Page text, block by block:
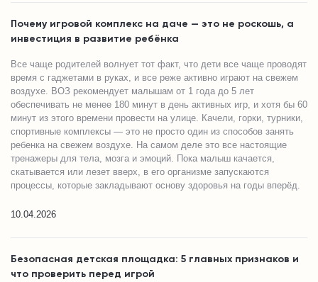
Почему игровой комплекс на даче — это не роскошь, а
инвестиция в развитие ребёнка
Все чаще родителей волнует тот факт, что дети все чаще проводят
время с гаджетами в руках, и все реже активно играют на свежем
воздухе. ВОЗ рекомендует малышам от 1 года до 5 лет
обеспечивать не менее 180 минут в день активных игр, и хотя бы 60
минут из этого времени провести на улице. Качели, горки, турники,
спортивные комплексы — это не просто один из способов занять
ребенка на свежем воздухе. На самом деле это все настоящие
тренажеры для тела, мозга и эмоций. Пока малыш качается,
скатывается или лезет вверх, в его организме запускаются
процессы, которые закладывают основу здоровья на годы вперёд.
10.04.2026
Безопасная детская площадка: 5 главных признаков и
что проверить перед игрой